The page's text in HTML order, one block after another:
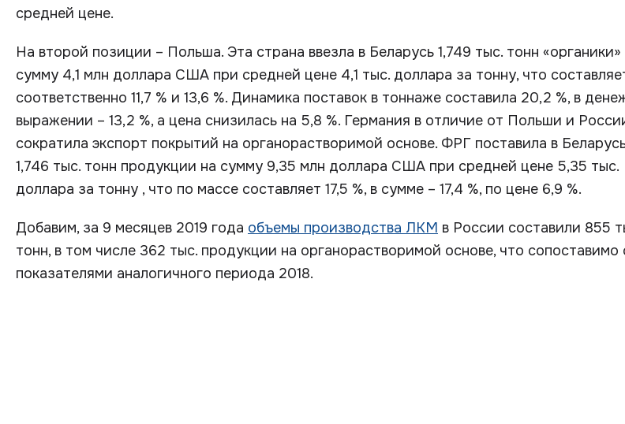
средней цене.
На второй позиции – Польша. Эта страна ввезла в Беларусь 1,749 тыс. тонн «органики»
сумму 4,1 млн доллара США при средней цене 4,1 тыс. доллара за тонну, что
соответственно 11,7 % и 13,6 %. Динамика поставок в тоннаже составила 20,2 %, в
выражении – 13,2 %, а цена снизилась на 5,8 %. Германия в отличие от Польши и
сократила экспорт покрытий на органорастворимой основе. ФРГ поставила в
1,746 тыс. тонн продукции на сумму 9,35 млн доллара США при средней цене 5,35 тыс.
доллара за тонну , что по массе составляет 17,5 %, в сумме – 17,4 %, по цене 6,9 %.
Добавим, за 9 месяцев 2019 года объемы производства ЛКМ в России составили 855
тонн, в том числе 362 тыс. продукции на органорастворимой основе, что сопоставимо
показателями аналогичного периода 2018.